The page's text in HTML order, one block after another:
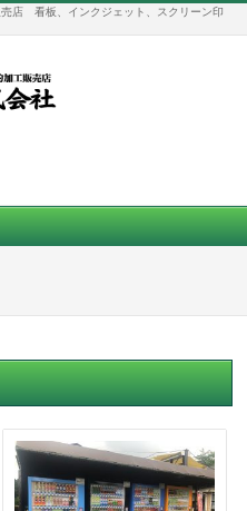
店 看板、インクジェット、スクリーン印